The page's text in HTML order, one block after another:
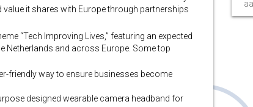
value it shares with Europe through partnerships
“Tech Improving Lives,” featuring an expected
Netherlands and across Europe. Some top
friendly way to ensure businesses become
designed wearable camera headband for